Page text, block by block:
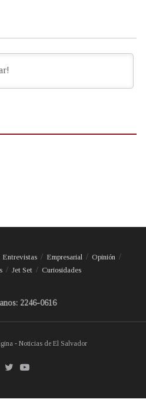
Entrevistas Empresarial
Opinión
Jet Set Curiosidades
2246-0616
- Noticias de El Salvador